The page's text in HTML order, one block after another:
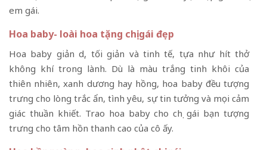
em gái.
Hoa baby- loài hoa tặng chị gái đẹp
Hoa baby giản dị, tối giản và tinh tế, tựa như hít thở
không khí trong lành. Dù là màu trắng tinh khôi của
thiên nhiên, xanh dương hay hồng, hoa baby đều tượng
trưng cho lòng trắc ẩn, tình yêu, sự tin tưởng và mọi cảm
giác thuần khiết. Trao hoa baby cho chị gái bạn tượng
trưng cho tâm hồn thanh cao của cô ấy.